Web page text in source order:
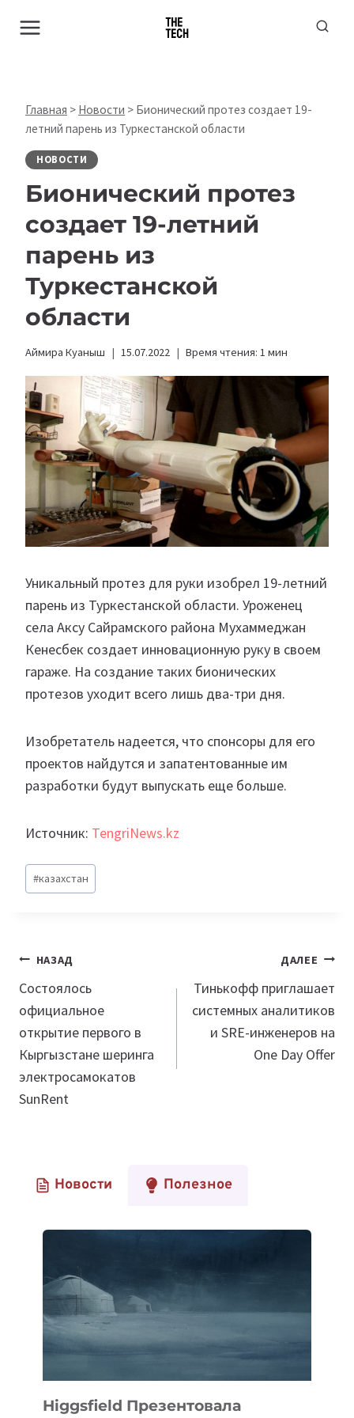
Главная > Новости > Бионический протез создает 19-
летний парень из Туркестанской области
НОВОСТИ
Бионический протез
создает 19-летний
парень из
Туркестанской
области
Аймира Куаныш 15.07.2022 Время чтения: 1 мин
Уникальный протез для руки изобрел 19-летний
парень из Туркестанской области. Уроженец
села Аксу Сайрамского района Мухаммеджан
Кенесбек создает инновационную руку в своем
гараже. На создание таких бионических
протезов уходит всего лишь два-три дня.
Изобретатель надеется, что спонсоры для его
проектов найдутся и запатентованные им
разработки будут выпускать еще больше.
Источник: TengriNews.kz
Метки
записи:
#казахстан
Навигация
по
записям
НАЗАД
Состоялось
официальное
открытие первого в
Кыргызстане шеринга
электросамокатов
SunRent
ДАЛЕЕ
Тинькофф приглашает
системных аналитиков
и SRE-инженеров на
One Day Offer
Новости Полезное
Higgsfield Презентовала